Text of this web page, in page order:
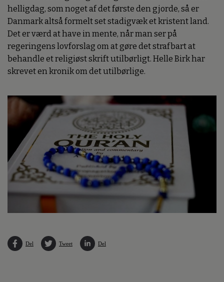
helligdag, som noget af det første den gjorde, så er
Danmark altså formelt set stadigvæk et kristent land.
Det er værd at have in mente, når man ser på
regeringens lovforslag om at gøre det strafbart at
behandle et religiøst skrift utilbørligt. Helle Birk har
skrevet en kronik om det utilbørlige.
Del Tweet Del